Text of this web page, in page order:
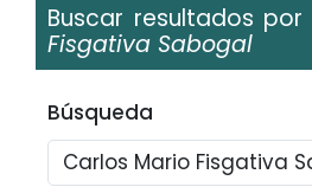
Buscar resultados por
Fisgativa Sabogal
Filtros avanzados
Búsqueda